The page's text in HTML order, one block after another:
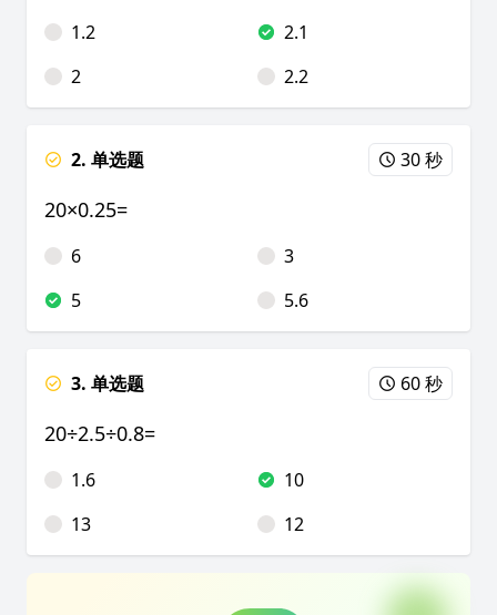
1.2
2.1
2
2.2
2. 单选题 30 秒
20×0.25=
6
3
5
5.6
3. 单选题 60 秒
20÷2.5÷0.8=
1.6
10
13
12